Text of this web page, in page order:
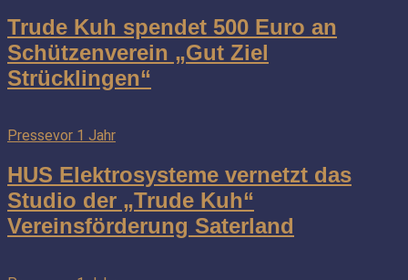
Trude Kuh spendet 500 Euro an
Schützenverein „Gut Ziel
Strücklingen“
Pressevor 1 Jahr
HUS Elektrosysteme vernetzt das
Studio der „Trude Kuh“
Vereinsförderung Saterland